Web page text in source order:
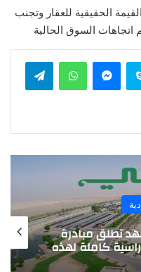
الحقيقية للعقار وتجنب
اتجاهات السوق الحالية
سكايب ماسنجر واتساب تيلقرام
عبر البريد
كاملة لهذه